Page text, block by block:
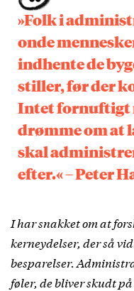
»Folk i
onde
indhente de
stiller, før der
Intet fornuftigt
drømme om at
skal
efter.« – Peter
I har snakket om at
kerneydelser, der så
besparelser.
føler, de bliver skudt